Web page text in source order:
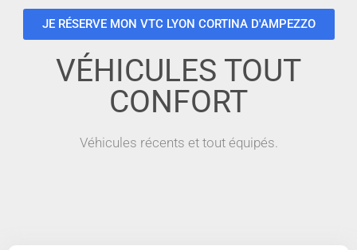
JE RÉSERVE MON VTC LYON CORTINA D'AMPEZZO
VÉHICULES TOUT
CONFORT
Véhicules récents et tout équipés.